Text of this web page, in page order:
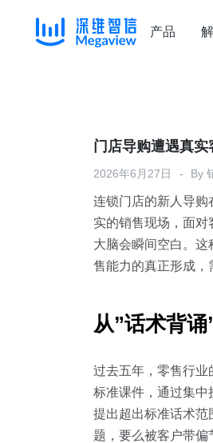
产品
门店导购遭遇真
2026年6月27日 By
连锁门店的新人导购
实的销售现场，面
大脑会瞬间空白。这
售能力的真正形成，
从”话术背
过去五年，零售行业
标准课件，通过集中
提出超出标准话术
题，要么被客户带偏